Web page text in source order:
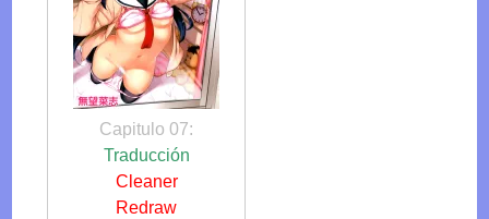
Capitulo 07:
Traducción
Cleaner
Redraw